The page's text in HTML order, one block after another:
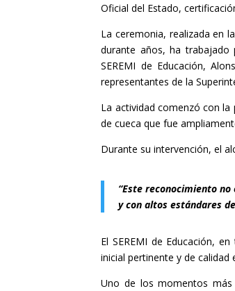
Oficial del Estado,
La ceremonia, realizada en
durante años, ha trabajado
SEREMI de Educación,
representantes de la
La actividad comenzó con la
de cueca que fue
Durante su intervención, el
“Este reconocimiento
y con altos estándares
El SEREMI de Educación,
inicial pertinente y de calidad
Uno de los momentos más